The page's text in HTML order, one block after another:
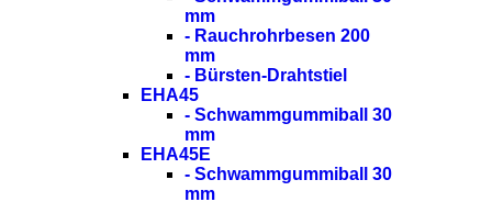
mm
- Rauchrohrbesen 200
mm
- Bürsten-Drahtstiel
EHA45
- Schwammgummiball 30
mm
EHA45E
- Schwammgummiball 30
mm